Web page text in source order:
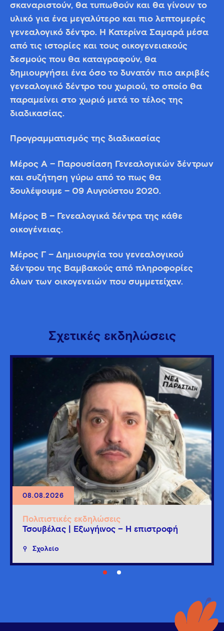
σκαναριστούν, θα τυπωθούν και θα γίνουν το
υλικό για ένα μεγαλύτερο και πιο λεπτομερές
γενεαλογικό δέντρο. Η Κατερίνα Σαμαρά μέσα
από τις ιστορίες και τους οικογενειακούς
δεσμούς που θα καταγραφούν, θα
δημιουργήσει ένα όσο το δυνατόν πιο ακριβές
γενεαλογικό δέντρο του χωριού, το οποίο θα
παραμείνει στο χωριό μετά το τέλος της
διαδικασίας.
Προγραμματισμός της διαδικασίας
Μέρος Α – Παρουσίαση Γενεαλογικών δέντρων
και συζήτηση γύρω από το πως θα
δουλέψουμε – 09 Αυγούστου 2020.
Μέρος Β – Γενεαλογικά δέντρα της κάθε
οικογένειας.
Μέρος Γ – Δημιουργία του γενεαλογικού
δέντρου της Βαμβακούς από πληροφορίες
όλων των οικογενειών που συμμετείχαν.
Σχετικές εκδηλώσεις
08.08.2026
Πολιτιστικές εκδηλώσεις
Τσουβέλας | Εξωγήινος – Η επιστροφή
Σχολείο